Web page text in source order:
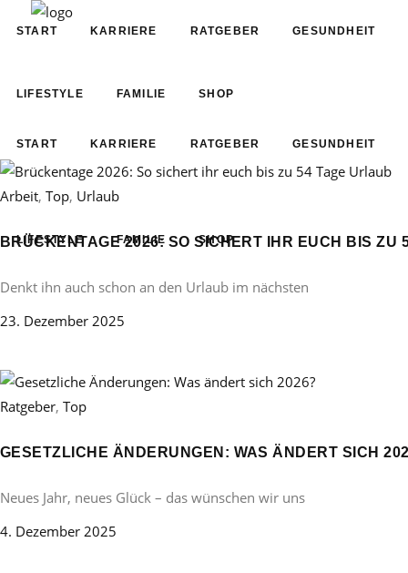
START KARRIERE RATGEBER GESUNDHEIT
LIFESTYLE FAMILIE SHOP
START KARRIERE RATGEBER GESUNDHEIT
LIFESTYLE FAMILIE SHOP
Arbeit, Top, Urlaub
BRÜCKENTAGE 2026: SO SICHERT IHR EUCH BIS ZU
Denkt ihn auch schon an den Urlaub im nächsten
23. Dezember 2025
Ratgeber, Top
GESETZLICHE ÄNDERUNGEN: WAS ÄNDERT SICH
Neues Jahr, neues Glück – das wünschen wir uns
4. Dezember 2025